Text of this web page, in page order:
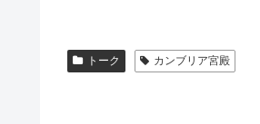
トーク カンブリア宮殿